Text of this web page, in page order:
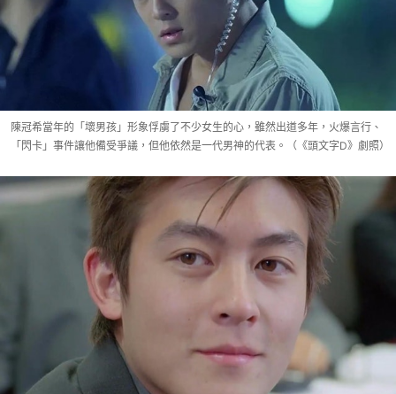
陳冠希當年的「壞男孩」形象俘虜了不少女生的心，雖然出道多年，火爆言行、
「閃卡」事件讓他備受爭議，但他依然是一代男神的代表。（《頭文字D》劇照）